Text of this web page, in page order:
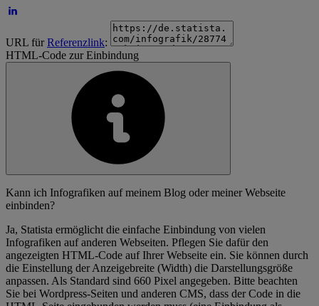
URL fürReferenzlink:
HTML-Code zur Einbindung
Kann ich Infografiken auf meinem Blog oder meiner Webseite
einbinden?
Ja, Statista ermöglicht die einfache Einbindung von vielen
Infografiken auf anderen Webseiten. Pflegen Sie dafür den
angezeigten HTML-Code auf Ihrer Webseite ein. Sie können durch
die Einstellung der Anzeigebreite (Width) die Darstellungsgröße
anpassen. Als Standard sind 660 Pixel angegeben. Bitte beachten
Sie bei Wordpress-Seiten und anderen CMS, dass der Code in die